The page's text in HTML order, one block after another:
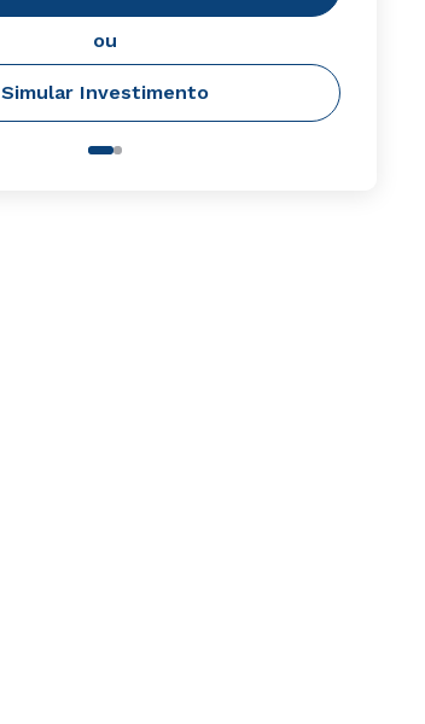
ou
Simular Investimento